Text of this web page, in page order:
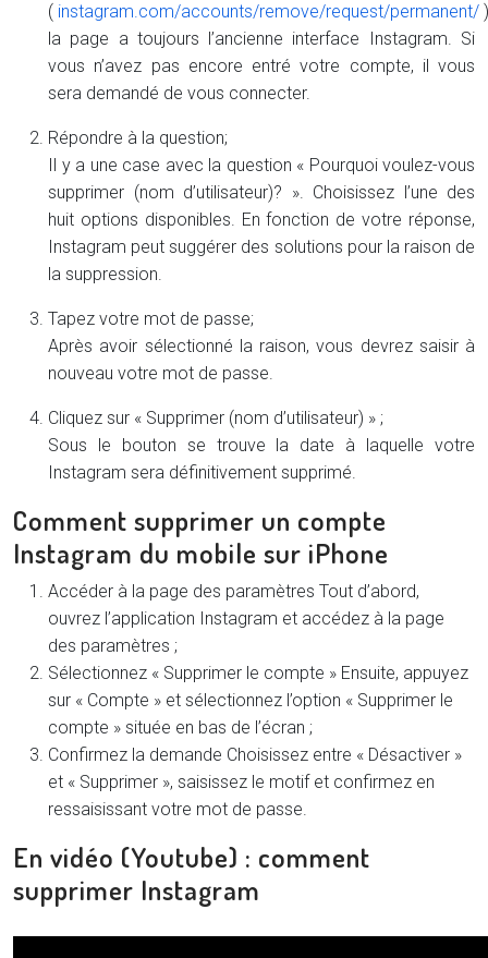
( instagram.com/accounts/remove/request/permanent/
la page a toujours l’ancienne interface Instagram. Si
vous n’avez pas encore entré votre compte, il vous
sera demandé de vous connecter.
Répondre à la question;
Il y a une case avec la question « Pourquoi voulez-vous
supprimer (nom d’utilisateur)? ». Choisissez l’une des
huit options disponibles. En fonction de votre réponse,
Instagram peut suggérer des solutions pour la raison de
la suppression.
Tapez votre mot de passe;
Après avoir sélectionné la raison, vous devrez saisir à
nouveau votre mot de passe.
Cliquez sur « Supprimer (nom d’utilisateur) » ;
Sous le bouton se trouve la date à laquelle votre
Instagram sera définitivement supprimé.
Comment supprimer un compte
Instagram du mobile sur iPhone
Accéder à la page des paramètres Tout d’abord,
ouvrez l’application Instagram et accédez à la page
des paramètres ;
Sélectionnez « Supprimer le compte » Ensuite, appuyez
sur « Compte » et sélectionnez l’option « Supprimer le
compte » située en bas de l’écran ;
Confirmez la demande Choisissez entre « Désactiver »
et « Supprimer », saisissez le motif et confirmez en
ressaisissant votre mot de passe.
En vidéo (Youtube) : comment
supprimer Instagram